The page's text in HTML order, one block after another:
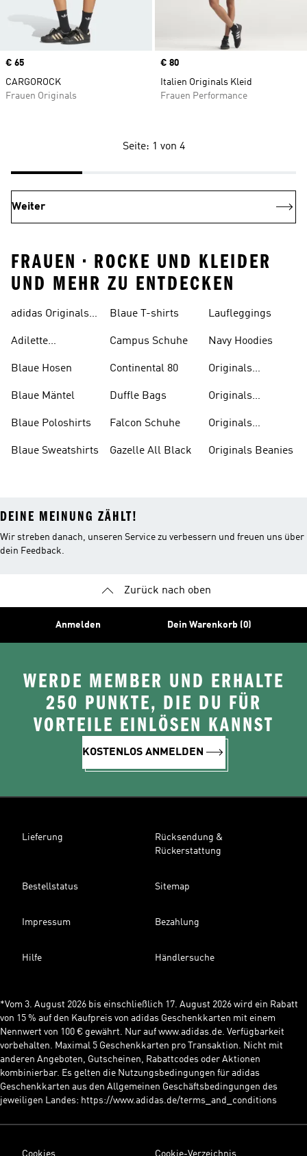
Price
€ 65
CARGOROCK
Frauen Originals
Price
€ 80
Italien Originals Kleid
Frauen Performance
Seite: 1 von 4
Weiter
FRAUEN • ROCKE UND KLEIDER
UND MEHR ZU ENTDECKEN
adidas Originals
Adilette
Blaue Hosen
Blaue Mäntel
Blaue Poloshirts
Blaue Sweatshirts
Blaue T-shirts
Campus Schuhe
Continental 80
Duffle Bags
Falcon Schuhe
Gazelle All Black
Laufleggings
Navy Hoodies
Originals
Originals
Originals
Oberteile
Originals Beanies
DEINE MEINUNG ZÄHLT!
Wir streben danach, unseren Service zu verbessern und freuen uns über
dein Feedback.
Zurück nach oben
Anmelden Dein Warenkorb (0)
WERDE MEMBER UND ERHALTE
250 PUNKTE, DIE DU FÜR
VORTEILE EINLÖSEN KANNST
KOSTENLOS ANMELDEN
Lieferung
Rücksendung &
Rückerstattung
Bestellstatus Sitemap
Impressum Bezahlung
Hilfe Händlersuche
*Vom 3. August 2026 bis einschließlich 17. August 2026 wird ein Rabatt
von 15 % auf den Kaufpreis von adidas Geschenkkarten mit einem
Nennwert von 100 € gewährt. Nur auf www.adidas.de. Verfügbarkeit
vorbehalten. Maximal 5 Geschenkkarten pro Transaktion. Nicht mit
anderen Angeboten, Gutscheinen, Rabattcodes oder Aktionen
kombinierbar. Es gelten die Nutzungsbedingungen für adidas
Geschenkkarten aus den Allgemeinen Geschäftsbedingungen des
jeweiligen Landes: https://www.adidas.de/terms_and_conditions
Cookies Cookie-Verzeichnis